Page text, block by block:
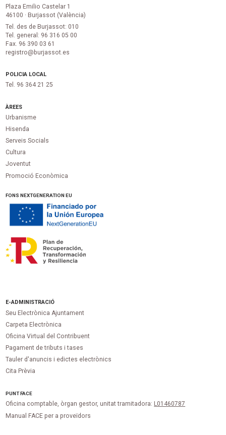
Plaza Emilio Castelar 1
46100 · Burjassot (València)
Tel. des de Burjassot: 010
Tel. general: 96 316 05 00
Fax. 96 390 03 61
registro@burjassot.es
POLICIA LOCAL
Tel. 96 364 21 25
ÀREES
Urbanisme
Hisenda
Serveis Socials
Cultura
Joventut
Promoció Econòmica
FONS NEXTGENERATION EU
E-ADMINISTRACIÓ
Seu Electrònica Ajuntament
Carpeta Electrònica
Oficina Virtual del Contribuent
Pagament de tributs i tases
Tauler d'anuncis i edictes electrònics
Cita Prèvia
PUNTFACE
Oficina comptable, òrgan gestor, unitat tramitadora: L01460787
Manual FACE per a proveïdors